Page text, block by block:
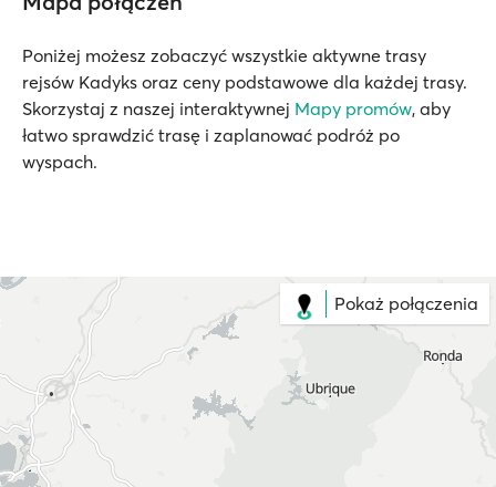
Poniżej możesz zobaczyć wszystkie aktywne trasy
rejsów Kadyks oraz ceny podstawowe dla każdej trasy.
Skorzystaj z naszej interaktywnej Mapy promów, aby
łatwo sprawdzić trasę i zaplanować podróż po
wyspach.
Pokaż połączenia